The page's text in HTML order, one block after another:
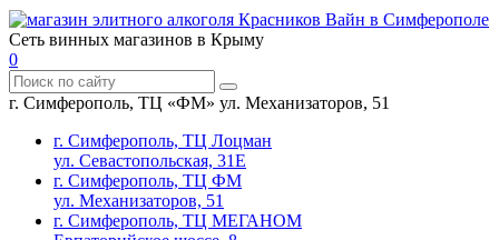
Сеть винных магазинов в Крыму
0
г. Симферополь, ТЦ «ФМ» ул. Механизаторов, 51
г. Симферополь, ТЦ Лоцман
ул. Севастопольская, 31Е
г. Симферополь, ТЦ ФМ
ул. Механизаторов, 51
г. Симферополь, ТЦ МЕГАНОМ